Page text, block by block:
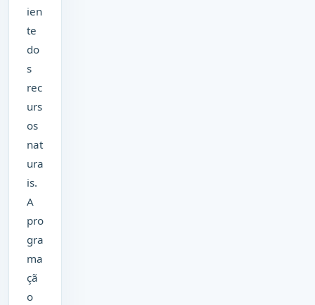
ien
te
do
s
rec
urs
os
nat
ura
is.
A
pro
gra
ma
çã
o